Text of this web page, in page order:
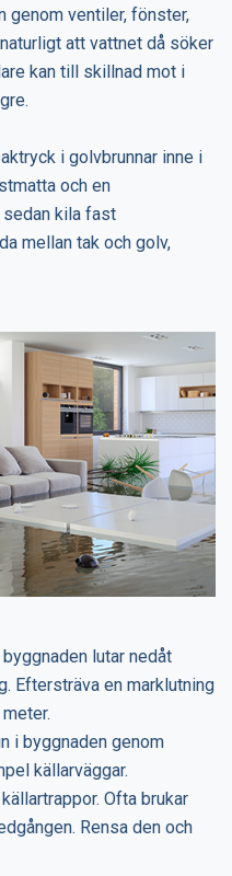
genom ventiler, fönster,
att vattnet då söker
kan till skillnad mot i
i golvbrunnar inne i
och en
kila fast
mellan tak och golv,
lutar nedåt
Eftersträva en marklutning
i byggnaden genom
källarväggar.
Ofta brukar
Rensa den och